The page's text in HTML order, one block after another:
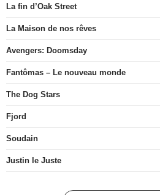
La fin d’Oak Street
La Maison de nos rêves
Avengers: Doomsday
Fantômas – Le nouveau monde
The Dog Stars
Fjord
Soudain
Justin le Juste